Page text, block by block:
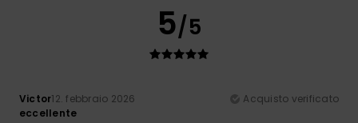
5/5
Victor12. febbraio 2026
Acquisto verificato
eccellente